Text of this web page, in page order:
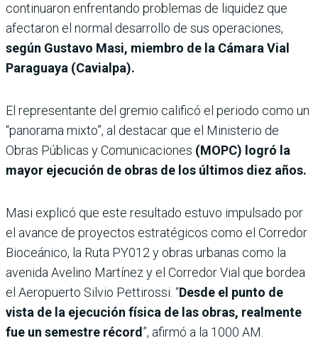
continuaron enfrentando problemas de liquidez que
afectaron el normal desarrollo de sus operaciones,
según Gustavo Masi, miembro de la Cámara Vial
Paraguaya (Cavialpa).
El representante del gremio calificó el periodo como un
“panorama mixto”, al destacar que el Ministerio de
Obras Públicas y Comunicaciones (MOPC) logró la
mayor ejecución de obras de los últimos diez años.
Masi explicó que este resultado estuvo impulsado por
el avance de proyectos estratégicos como el Corredor
Bioceánico, la Ruta PY012 y obras urbanas como la
avenida Avelino Martínez y el Corredor Vial que bordea
el Aeropuerto Silvio Pettirossi. “Desde el punto de
vista de la ejecución física de las obras, realmente
fue un semestre récord”, afirmó a la 1000 AM.